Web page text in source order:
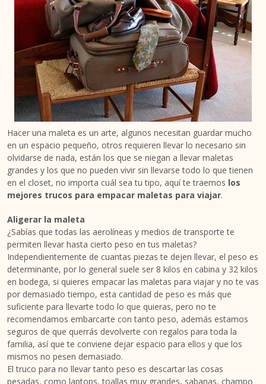
Hacer una maleta es un arte, algunos necesitan guardar mucho
en un espacio pequeño, otros requieren llevar lo necesario sin
olvidarse de nada, están los que se niegan a llevar maletas
grandes y los que no pueden vivir sin llevarse todo lo que tienen
en el closet, no importa cuál sea tu tipo, aquí te traemos los
mejores trucos para empacar maletas para viajar.
Aligerar la maleta
¿Sabías que todas las aerolíneas y medios de transporte te
permiten llevar hasta cierto peso en tus maletas?
Independientemente de cuantas piezas te dejen llevar, el peso es
determinante, por lo general suele ser 8 kilos en cabina y 32 kilos
en bodega, si quieres empacar las maletas para viajar y no te vas
por demasiado tiempo, esta cantidad de peso es más que
suficiente para llevarte todo lo que quieras, pero no te
recomendamos embarcarte con tanto peso, además estamos
seguros de que querrás devolverte con regalos para toda la
familia, así que te conviene dejar espacio para ellos y que los
mismos no pesen demasiado.
El truco para no llevar tanto peso es descartar las cosas
pesadas, como laptops, toallas muy grandes, sabanas, champo